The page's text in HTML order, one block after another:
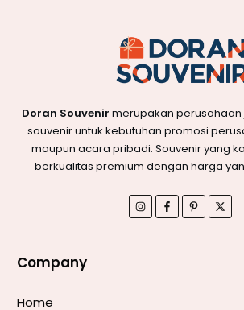
Doran Souvenir merupakan
souvenir untuk kebutuhan promosi
maupun acara pribadi. Souvenir yang
berkualitas premium dengan harga
Company
Home